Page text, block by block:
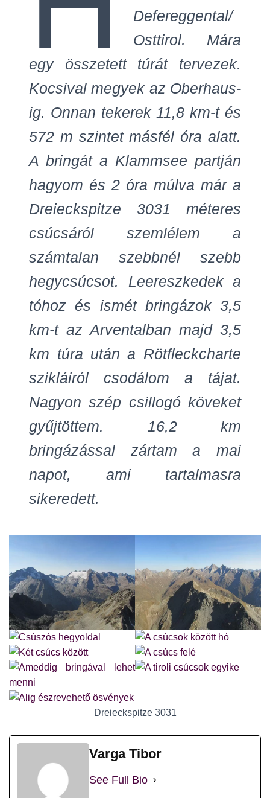
Defereggental/
Osttirol. Mára
egy összetett túrát tervezek.
Kocsival megyek az Oberhaus-
ig. Onnan tekerek 11,8 km-t és
572 m szintet másfél óra alatt.
A bringát a Klammsee partján
hagyom és 2 óra múlva már a
Dreieckspitze 3031 méteres
csúcsáról szemlélem a
számtalan szebbnél szebb
hegycsúcsot. Leereszkedek a
tóhoz és ismét bringázok 3,5
km-t az Arventalban majd 3,5
km túra után a Rötfleckcharte
szikláiról csodálom a tájat.
Nagyon szép csillogó köveket
gyűjtöttem. 16,2 km
bringázással zártam a mai
napot, ami tartalmasra
sikeredett.
Dreieckspitze 3031
Varga Tibor
See Full Bio